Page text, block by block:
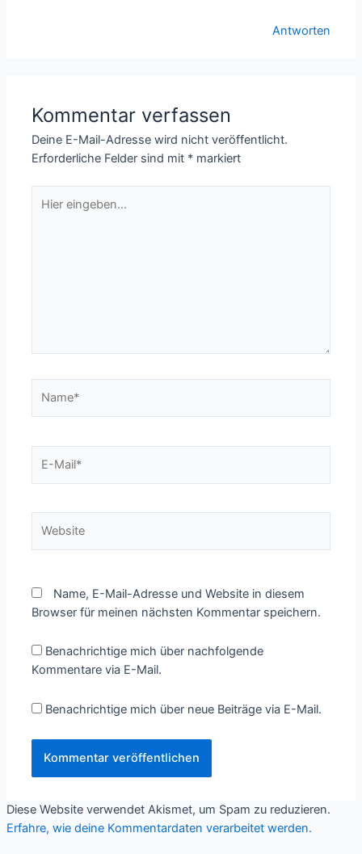
Antworten
Kommentar verfassen
Deine E-Mail-Adresse wird nicht veröffentlicht.
Erforderliche Felder sind mit * markiert
eingeben…
Mail*
Name, E-Mail-Adresse und Website in diesem
Browser für meinen nächsten Kommentar speichern.
Benachrichtige mich über nachfolgende
Kommentare via E-Mail.
Benachrichtige mich über neue Beiträge via E-Mail.
Diese Website verwendet Akismet, um Spam zu reduzieren.
Erfahre, wie deine Kommentardaten verarbeitet werden.